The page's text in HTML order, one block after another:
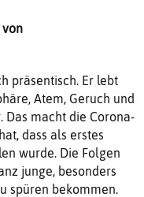
präsentisch. Er lebt
Atem, Geruch und
Das macht die Corona-
dass als erstes
wurde. Die Folgen
junge, besonders
spüren bekommen.